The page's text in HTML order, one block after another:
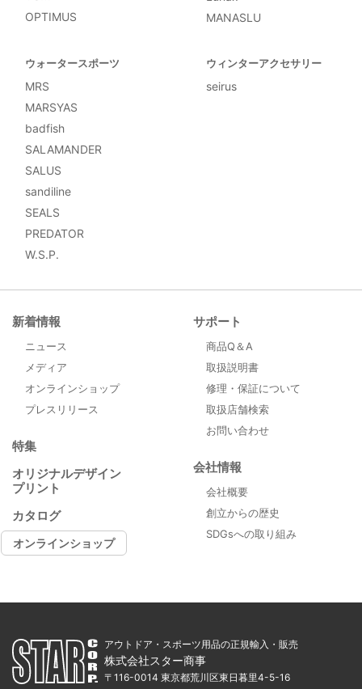
新着情報
ニュース
メディア
オンラインショップ
プレスリリース
特集
オリジナルデザイン
プリント
カタログ
オンラインショップ
サポート
商品Q＆A
取扱説明書
修理・保証について
取扱店舗検索
お問い合わせ
会社情報
会社概要
創立からの歴史
SDGsへの取り組み
OPTIMUS
MANASLU
ウォータースポーツ
MRS
MARSYAS
badfish
SALAMANDER
SALUS
sandiline
SEALS
PREDATOR
W.S.P.
ウィンターアクセサリー
seirus
アウトドア・スポーツ用品の正規輸入・販売
株式会社スター商事
〒116-0014 東京都荒川区東日暮里4-5-16